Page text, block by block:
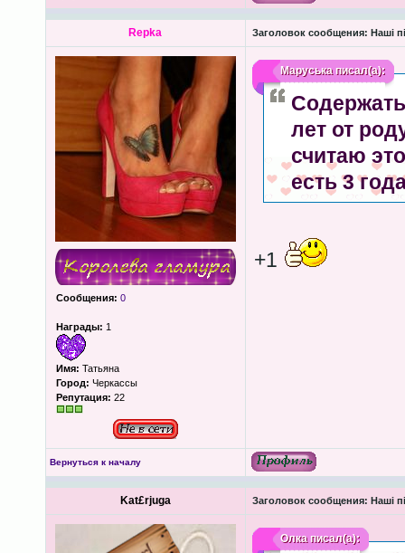
Repka Заголовок сообщения: Наші
Сообщения: 0
Награды: 1
Имя: Татьяна
Город: Черкассы
Репутация: 22
Маруськаписал(а):
лет от
считаю
есть 3
+1
Вернуться к началу
Kat£rjuga Заголовок сообщения: Наші
Олкаписал(а):